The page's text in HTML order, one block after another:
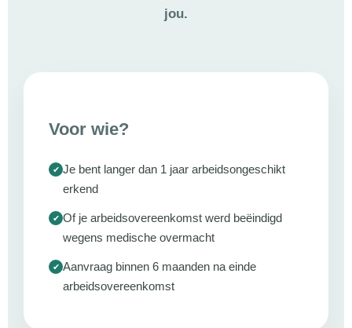
jou.
Voor wie?
Je bent langer dan 1 jaar arbeidsongeschikt
erkend
Of je arbeidsovereenkomst werd beëindigd
wegens medische overmacht
Aanvraag binnen 6 maanden na einde
arbeidsovereenkomst